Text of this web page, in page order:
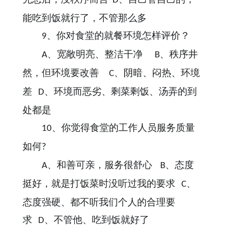
能吃到饭就行了，不管那么多
9、你对食堂的就餐环境怎样评价？
A、宽敞明亮、整洁干净B、秩序井
然，但环境要改善C、阴暗、闷热、环境
差 D、环境而恶劣、剩菜剩饭、汤弄的到
处都是
10、你觉得食堂的工作人员服务质量
如何?
A、和善可亲，服务很舒心B、态度
挺好，就是打饭菜时没听过我的要求 C、
态度强硬、都不听我们个人的合理要
求 D、不管他、吃到饭就好了